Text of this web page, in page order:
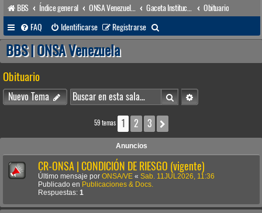
BBS Índice general ONSA Venezuela (acceso público)
Obituario
FAQ
Identificarse Registrarse
u
a
r
BBS | ONSA Venezuela
Obituario
Nuevo Tema BuscarBúsqueda avanzada
59 temas 1 2 3
Anuncios
CR-ONSA | CONDICIÓN DE RIESGO (vigente)
Último mensaje por ONSA/VE « Sab. 11JUL2026, 11:36
Publicado en Publicaciones & Docs.
Respuestas: 1